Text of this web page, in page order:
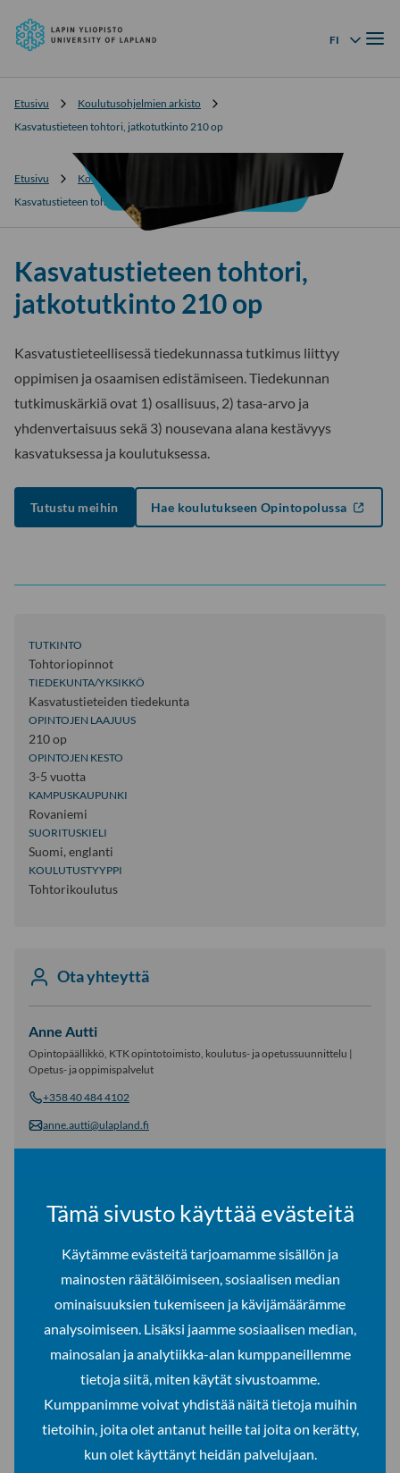
Tämä sivusto käyttää evästeitä
Käytämme evästeitä tarjoamamme sisällön ja
mainosten räätälöimiseen, sosiaalisen median
ominaisuuksien tukemiseen ja kävijämäärämme
analysoimiseen. Lisäksi jaamme sosiaalisen median,
mainosalan ja analytiikka-alan kumppaneillemme
tietoja siitä, miten käytät sivustoamme.
Kumppanimme voivat yhdistää näitä tietoja muihin
tietoihin, joita olet antanut heille tai joita on kerätty,
kun olet käyttänyt heidän palvelujaan.
Siirry
suoraan
yliopisto
FI
Kielivalikko
Etusivu
Koulutusohjelmien arkisto
Kasvatustieteen tohtori, jatkotutkinto 210 op
Etusivu
Koulutusohjelmien arkisto
Kasvatustieteen tohtori, jatkotutkinto 210 op
Kasvatustieteen tohtori,
jatkotutkinto 210 op
Kasvatustieteellisessä tiedekunnassa tutkimus liittyy
oppimisen ja osaamisen edistämiseen. Tiedekunnan
tutkimuskärkiä ovat 1) osallisuus, 2) tasa-arvo ja
yhdenvertaisuus sekä 3) nousevana alana kestävyys
kasvatuksessa ja koulutuksessa.
Tutustu meihin Hae koulutukseen Opintopolussa
Kasvatustieteellisessä tiedekunnassa tutkimus liittyy
oppimisen ja osaamisen edistämiseen. Tiedekunnan
tutkimuskärkiä ovat 1) osallisuus, 2) tasa-arvo ja
yhdenvertaisuus sekä 3) nousevana alana kestävyys
kasvatuksessa ja koulutuksessa. Näihin monitieteisiin
teemoihin keskittymällä ratkotaan lokaaleja, globaaleja ja
TUTKINTO
Tohtoriopinnot
TIEDEKUNTA/YKSIKKÖ
Kasvatustieteiden tiedekunta
OPINTOJEN LAAJUUS
210 op
OPINTOJEN KESTO
3-5 vuotta
KAMPUSKAUPUNKI
Rovaniemi
SUORITUSKIELI
Suomi, englanti
KOULUTUSTYYPPI
Tohtorikoulutus
Ota yhteyttä
Anne Autti
Opintopäällikkö, KTK opintotoimisto, koulutus- ja opetussuunnittelu |
Opetus- ja oppimispalvelut
+358 40 484 4102
anne.autti@ulapland.fi
Jatkotutkinto-opas 2025-2027, KTK
Jatkotutkinto-opas 2025-2027, KTK (.pdf 452,4 kt)